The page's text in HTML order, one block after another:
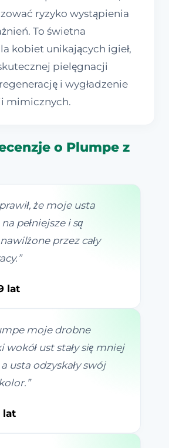
ryzyko wystąpienia
To świetna
kobiet unikających igieł,
pielęgnacji
i wygładzenie
mimicznych.
o Plumpe z
że moje usta
pełniejsze i są
przez cały
”
lat
moje drobne
wokół ust stały się mniej
usta odzyskały swój
”
lat